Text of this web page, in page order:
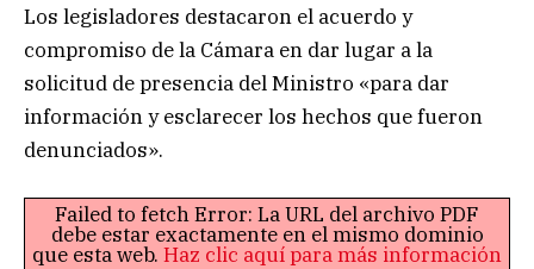
Los legisladores destacaron el acuerdo y
compromiso de la Cámara en dar lugar a la
solicitud de presencia del Ministro «para dar
información y esclarecer los hechos que fueron
denunciados».
Failed to fetch Error: La URL del archivo PDF
debe estar exactamente en el mismo dominio
que esta web. Haz clic aquí para más información